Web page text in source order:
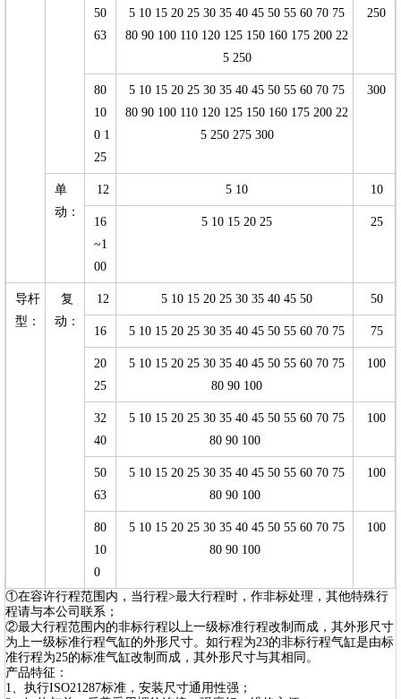
50
63
5 10 15 20 25 30 35 40 45 50 55 60 70 75
80 90 100 110 120 125 150 160 175 200 22
5 250
250
80
10
0 1
25
5 10 15 20 25 30 35 40 45 50 55 60 70 75
80 90 100 110 120 125 150 160 175 200 22
5 250 275 300
300
单
动：
12 5 10 10
16
~1
00
5 10 15 20 25 25
导杆
型：
复
动：
12 5 10 15 20 25 30 35 40 45 50 50
16 5 10 15 20 25 30 35 40 45 50 55 60 70 75 75
20
25
5 10 15 20 25 30 35 40 45 50 55 60 70 75
80 90 100
100
32
40
5 10 15 20 25 30 35 40 45 50 55 60 70 75
80 90 100
100
50
63
5 10 15 20 25 30 35 40 45 50 55 60 70 75
80 90 100
100
80
10
0
5 10 15 20 25 30 35 40 45 50 55 60 70 75
80 90 100
100
①在容许行程范围内，当行程>最大行程时，作非标处理，其他特殊行
程请与本公司联系；
②最大行程范围内的非标行程以上一级标准行程改制而成，其外形尺寸
为上一级标准行程气缸的外形尺寸。如行程为23的非标行程气缸是由标
准行程为25的标准气缸改制而成，其外形尺寸与其相同。
产品特征：
1、执行ISO21287标准，安装尺寸通用性强；